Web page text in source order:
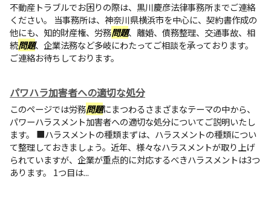
不動産トラブルでお困りの際は、黒川慶彦法律事務所までご連絡
ください。 当事務所は、神奈川県横浜市を中心に、契約書作成の
他にも、知的財産権、労務問題、離婚、債務整理、交通事故、相
続問題、企業法務など多岐にわたってご相談を承っております。
ご連絡お待ちしております。
パワハラ加害者への適切な処分
このページでは労務問題にまつわるさまざまなテーマの中から、
パワーハラスメント加害者への適切な処分についてご説明いたし
ます。 ■ハラスメントの種類まずは、ハラスメントの種類につい
て整理しておきましょう。近年、様々なハラスメントが取り上げ
られていますが、企業が重点的に対応するべきハラスメントは3つ
あります。 1つ目は...